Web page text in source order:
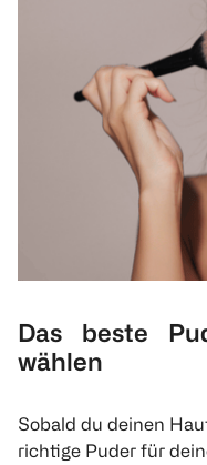
Das beste
wählen
Sobald du deinen
richtige Puder für